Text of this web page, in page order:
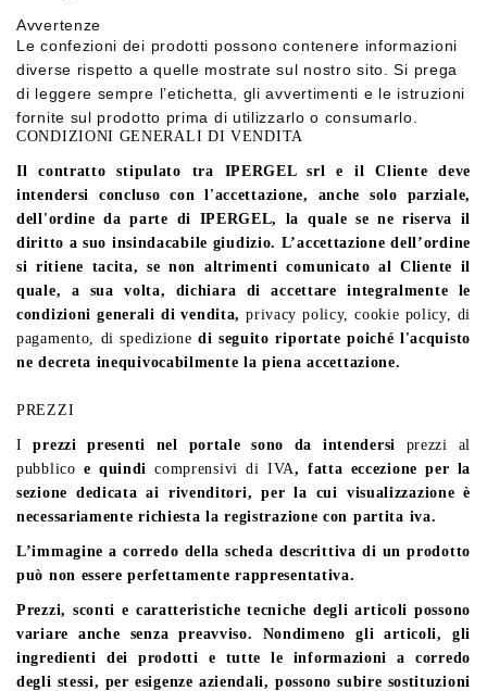
Avvertenze
Le confezioni dei prodotti possono contenere informazioni
diverse rispetto a quelle mostrate sul nostro sito. Si prega
di leggere sempre l’etichetta, gli avvertimenti e le istruzioni
fornite sul prodotto prima di utilizzarlo o consumarlo.
CONDIZIONI GENERALI DI VENDITA
Il contratto stipulato tra IPERGEL srl e il Cliente deve
intendersi concluso con l'accettazione, anche solo parziale,
dell'ordine da parte di IPERGEL, la quale se ne riserva il
diritto a suo insindacabile giudizio. L’accettazione dell’ordine
si ritiene tacita, se non altrimenti comunicato al Cliente il
quale, a sua volta, dichiara di accettare integralmente le
condizioni generali di vendita,privacy policy, cookie policy, di
pagamento, di spedizione di seguito riportate poiché l'acquisto
ne decreta inequivocabilmente la piena accettazione.
PREZZI
Iprezzi presenti nel portale sono da intendersi prezzi al
pubblico e quindicomprensivi di IVA, fatta eccezione per la
sezione dedicata ai rivenditori, per la cui visualizzazione è
necessariamente richiesta la registrazione con partita iva.
L’immagine a corredo della scheda descrittiva di un prodotto
può non essere perfettamente rappresentativa.
Prezzi, sconti e caratteristiche tecniche degli articoli possono
variare anche senza preavviso. Nondimeno gli articoli, gli
ingredienti dei prodotti e tutte le informazioni a corredo
degli stessi, per esigenze aziendali, possono subire sostituzioni